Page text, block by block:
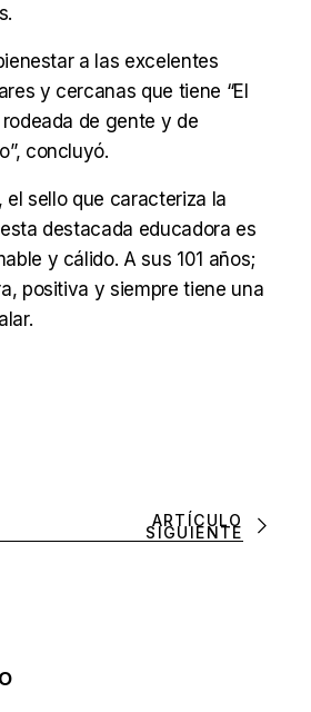
a las excelentes
y cercanas que tiene “El
de gente y de
concluyó.
el sello que caracteriza la
destacada educadora es
y cálido. A sus 101 años;
positiva y siempre tiene una
ARTÍCULO
SIGUIENTE